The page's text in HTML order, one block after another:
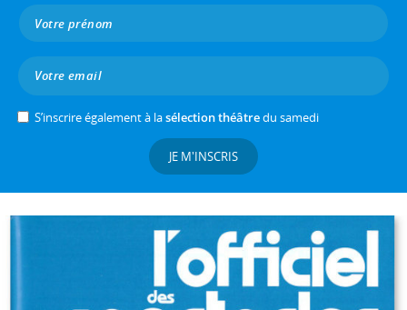
S’inscrire également à lasélection théâtredu samedi
JE M'INSCRIS